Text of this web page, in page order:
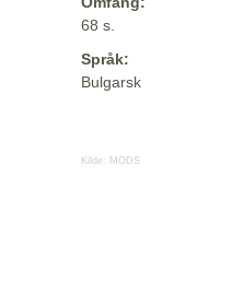
68 s.
Språk:
Bulgarsk
Kilde: MODS